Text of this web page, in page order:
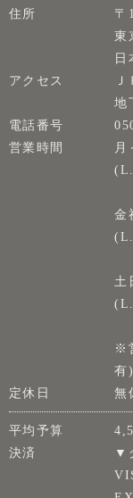
住所
〒
東
日
アクセス
地
電話番号
営業時間
土
※
有)
定休日
無
平均予算
決済
▼